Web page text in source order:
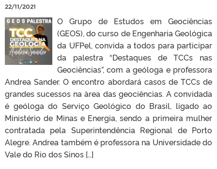
22/11/2021
O Grupo de Estudos em Geociências
(GEOS), do curso de Engenharia Geológica
da UFPel, convida a todos para participar
da palestra “Destaques de TCCs nas
Geociências”, com a geóloga e professora
Andrea Sander. O encontro abordará casos de TCCs de
grandes sucessos na àrea das geociências. A convidada
é geóloga do Serviço Geológico do Brasil, ligado ao
Ministério de Minas e Energia, sendo a primeira mulher
contratada pela Superintendência Regional de Porto
Alegre. Andrea também é professora na Universidade do
Vale do Rio dos Sinos […]